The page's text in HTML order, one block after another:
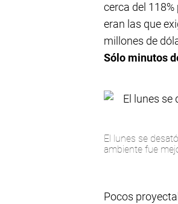
cerca del
eran las que
millones de
Sólo minutos
El lunes se
ambiente fue
Pocos